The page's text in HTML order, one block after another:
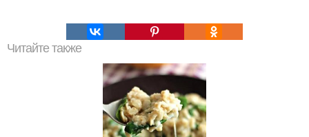
Читайте также